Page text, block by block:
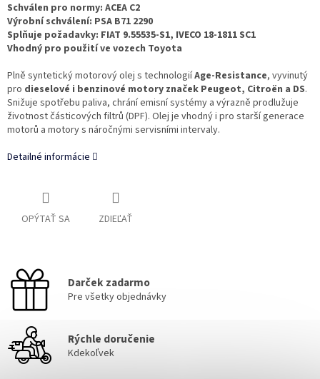
Schválen pro normy: ACEA C2
Výrobní schválení: PSA B71 2290
Splňuje požadavky: FIAT 9.55535-S1, IVECO 18-1811 SC1
Vhodný pro použití ve vozech Toyota
Plně syntetický motorový olej s technologiíAge-Resistance, vyvinutý
pro dieselové i benzinové motory značek Peugeot, Citroën a DS.
Snižuje spotřebu paliva, chrání emisní systémy a výrazně prodlužuje
životnost částicových filtrů (DPF). Olej je vhodný i pro starší generace
motorů a motory s náročnými servisními intervaly.
Detailné informácie
OPÝTAŤ SA ZDIEĽAŤ
Darček zadarmo
Pre všetky objednávky
Rýchle doručenie
Kdekoľvek